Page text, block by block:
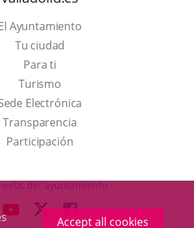
Accept all cookies
Ayuntamiento
Tu ciudad
Para ti
TurismoThis
link
will
open
a
up
Electrónica
Transparencia
Participación
del ayuntamiento
LINK LINKLINK